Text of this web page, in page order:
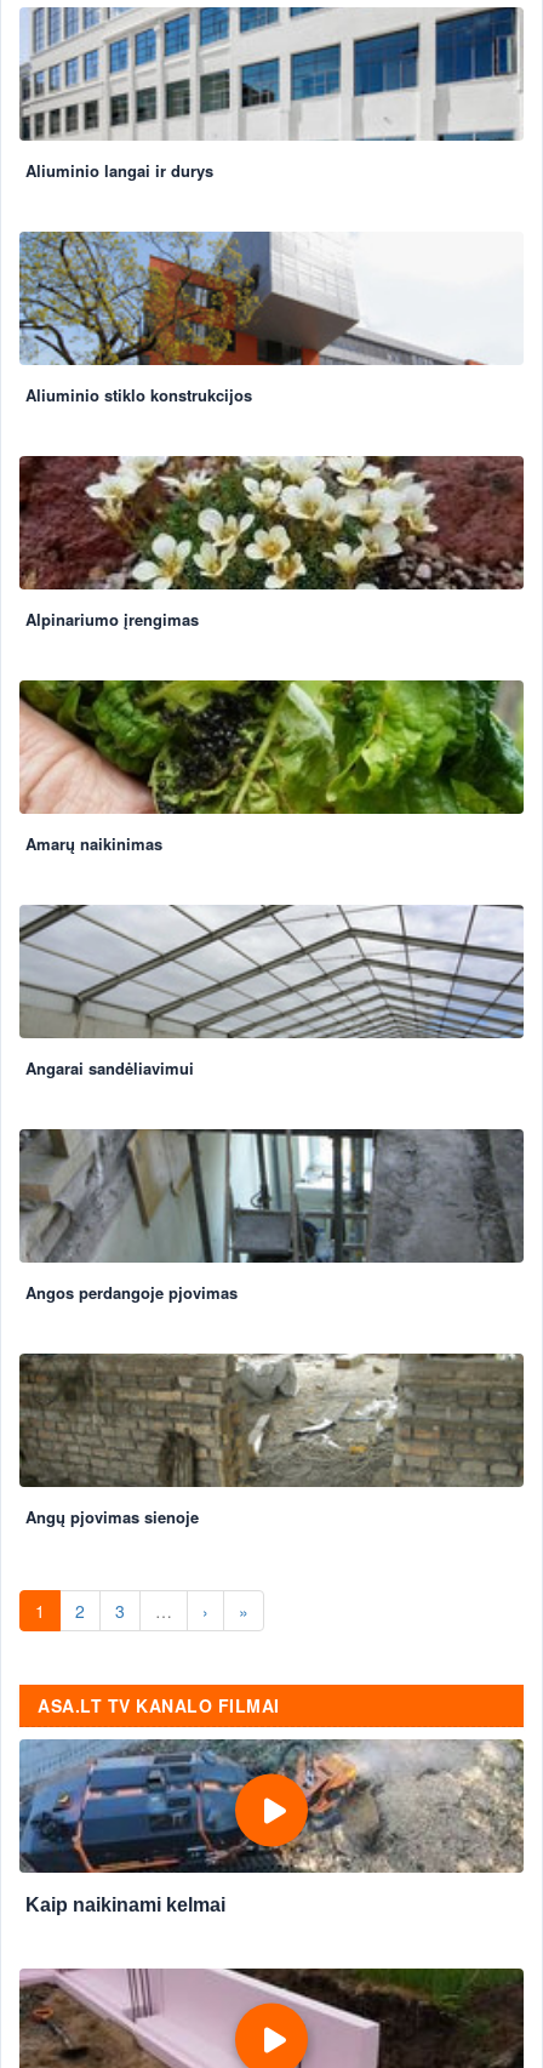
Aliuminio langai ir durys
Aliuminio stiklo konstrukcijos
Alpinariumo įrengimas
Amarų naikinimas
Angarai sandėliavimui
Angos perdangoje pjovimas
Angų pjovimas sienoje
1 2 3 … › »
ASA.LT TV KANALO FILMAI
Kaip naikinami kelmai